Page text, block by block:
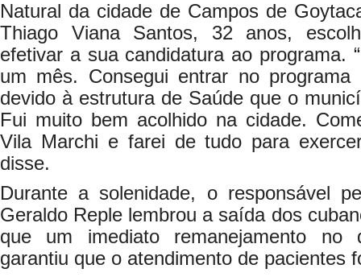
Natural da cidade de Campos de
Thiago Viana Santos, 32 anos,
efetivar a sua candidatura ao programa.
um mês. Consegui entrar no
devido à estrutura de Saúde que o
Fui muito bem acolhido na cidade.
Vila Marchi e farei de tudo para
disse.
Durante a solenidade, o responsável
Geraldo Reple lembrou a saída dos
que um imediato remanejamento no
garantiu que o atendimento de pacientes